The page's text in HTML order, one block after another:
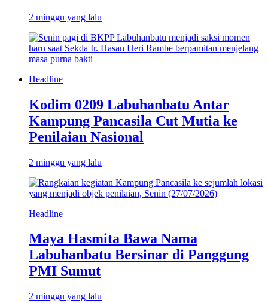
2 minggu yang lalu
Headline
Kodim 0209 Labuhanbatu Antar
Kampung Pancasila Cut Mutia ke
Penilaian Nasional
2 minggu yang lalu
Headline
Maya Hasmita Bawa Nama
Labuhanbatu Bersinar di Panggung
PMI Sumut
2 minggu yang lalu